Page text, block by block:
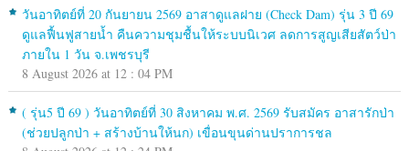
วันอาทิตย์ที่ 20 กันยายน 2569 อาสาดูแลฝาย (Check Dam) รุ่น 3 ปี 69
ดูแลฟื้นฟูสายน้ำ คืนความชุมชื้นให้ระบบนิเวศ ลดการสูญเสียสัตว์ป่า
ภายใน 1 วัน จ.เพชรบุรี
8 August 2026 at 12 : 04 PM
( รุ่น5 ปี 69 ) วันอาทิตย์ที่ 30 สิงหาคม พ.ศ. 2569 รับสมัคร อาสารักป่า
(ช่วยปลูกป่า + สร้างบ้านให้นก) เขื่อนขุนด่านปราการชล